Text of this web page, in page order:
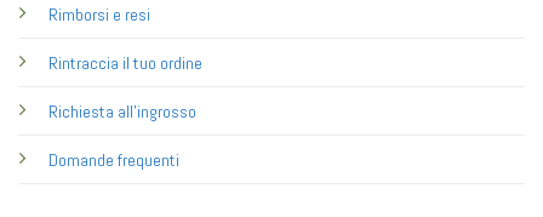
Rimborsi e resi
Rintraccia il tuo ordine
Richiesta all'ingrosso
Domande frequenti